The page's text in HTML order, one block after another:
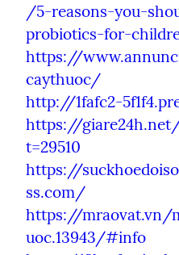
/5-reasons-you-
probiotics-for-
https://
caythuoc/
http://1fafc2-
https://
t=29510
https://
ss.com/
https://mraovat.vn/
uoc.13943/#info